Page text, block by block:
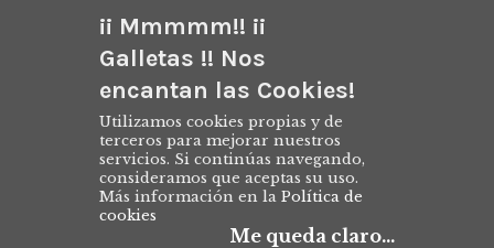
¡¡ Mmmmm!! ¡¡
Galletas !! Nos
encantan las Cookies!
Utilizamos cookies propias y de
terceros para mejorar nuestros
servicios. Si continúas navegando,
consideramos que aceptas su uso.
Más información en la Política de
cookies
Me queda claro...